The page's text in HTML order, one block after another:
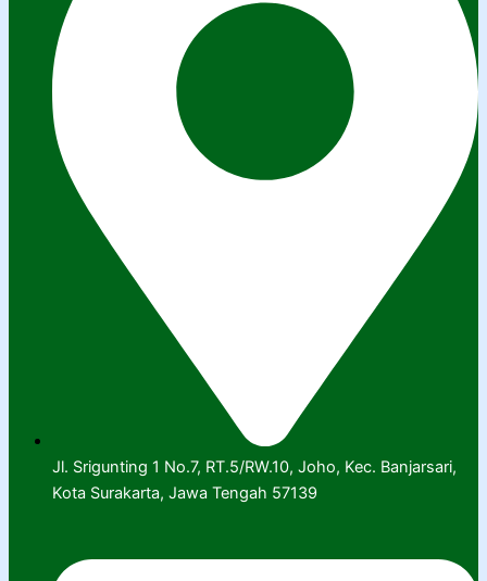
Jl. Srigunting 1 No.7, RT.5/RW.10, Joho, Kec. Banjarsari,
Kota Surakarta, Jawa Tengah 57139